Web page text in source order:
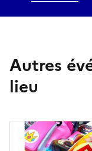
Autres
lieu